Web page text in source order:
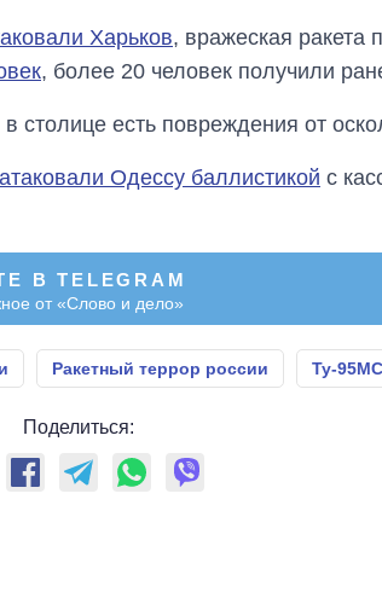
Харьков, вражеская ракета
, более 20 человек получили
в столице есть повреждения от
атаковали Одессу баллистикой с
В TELEGRAM
от «Слово и дело»
Ракетный террор россии Ту-95МС
Поделиться: